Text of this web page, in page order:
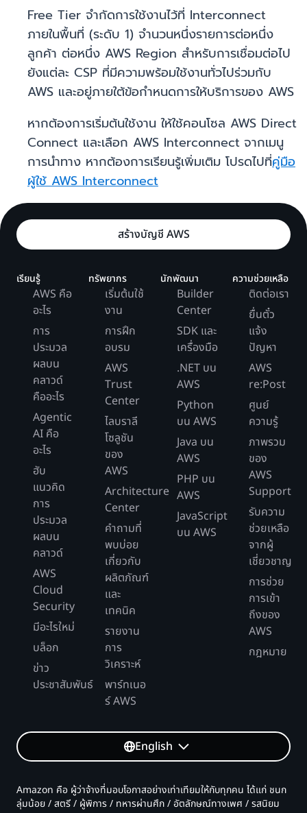
Free Tier จำกัดการใช้งานไว้ที่ Interconnect
ภายในพื้นที่ (ระดับ 1) จำนวนหนึ่งรายการต่อหนึ่ง
ลูกค้า ต่อหนึ่ง AWS Region สำหรับการเชื่อมต่อไป
ยังแต่ละ CSP ที่มีความพร้อมใช้งานทั่วไปร่วมกับ
AWS และอยู่ภายใต้ข้อกำหนดการให้บริการของ AWS
หากต้องการเริ่มต้นใช้งาน ให้ใช้คอนโซล AWS Direct
Connect และเลือก AWS Interconnect จากเมนู
การนำทาง หากต้องการเรียนรู้เพิ่มเติม โปรดไปที่คู่มือ
ผู้ใช้ AWS Interconnect
สร้างบัญชี AWS
เรียนรู้
AWS คือ
อะไร
การ
ประมวล
ผลบน
คลาวด์
คืออะไร
Agentic
AI คือ
อะไร
ฮับ
แนวคิด
การ
ประมวล
ผลบน
คลาวด์
AWS
Cloud
Security
มีอะไรใหม่
บล็อก
ข่าว
ประชาสัมพันธ์
ทรัพยากร
เริ่มต้นใช้
งาน
การฝึก
อบรม
AWS
Trust
Center
ไลบราลี
โซลูชัน
ของ
AWS
Architecture
Center
คำถามที่
พบบ่อย
เกี่ยวกับ
ผลิตภัณฑ์
และ
เทคนิค
รายงาน
การ
วิเคราะห์
พาร์ทเนอ
ร์ AWS
นักพัฒนา
Builder
Center
SDK และ
เครื่องมือ
.NET บน
AWS
Python
บน AWS
Java บน
AWS
PHP บน
AWS
JavaScript
บน AWS
ความช่วยเหลือ
ติดต่อเรา
ยื่นตั๋ว
แจ้ง
ปัญหา
AWS
re:Post
ศูนย์
ความรู้
ภาพรวม
ของ
AWS
Support
รับความ
ช่วยเหลือ
จากผู้
เชี่ยวชาญ
การช่วย
การเข้า
ถึงของ
AWS
กฎหมาย
English
Amazon คือ ผู้ว่าจ้างที่มอบโอกาสอย่างเท่าเทียมให้กับทุกคน ได้แก่ ชนก
ลุ่มน้อย / สตรี / ผู้พิการ / ทหารผ่านศึก / อัตลักษณ์ทางเพศ / รสนิยม